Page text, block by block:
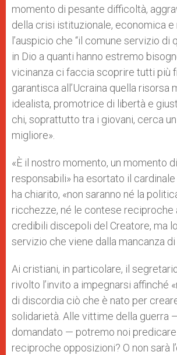
momento di pesante difficoltà,
della crisi istituzionale, economica e
l’auspicio che “il comune servizio di
in Dio a quanti hanno estremo
vicinanza ci faccia scoprire tutti più
garantisca all’Ucraina quella risorsa
idealista, promotrice di libertà e
chi, soprattutto tra i giovani, cerca
migliore».
«È il nostro momento, un momento
responsabili» ha esortato il
ha chiarito, «non saranno né la
ricchezze, né le contese reciproche
credibili discepoli del Creatore, ma
servizio che viene dalla mancanza di
Ai cristiani, in particolare, il
rivolto l’invito a impegnarsi affinché
di discordia ciò che è nato per
solidarietà. Alle vittime della guerra
domandato — potremo noi
reciproche opposizioni? O non sarà